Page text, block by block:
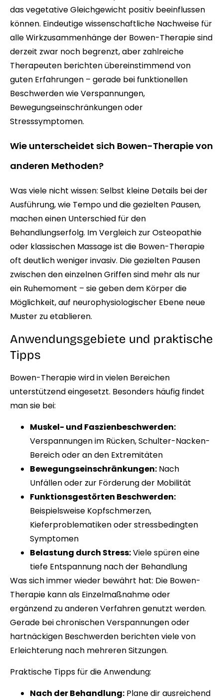
das vegetative Gleichgewicht positiv beeinflussen
können. Eindeutige wissenschaftliche Nachweise für
alle Wirkzusammenhänge der Bowen-Therapie sind
derzeit zwar noch begrenzt, aber zahlreiche
Therapeuten berichten übereinstimmend von
guten Erfahrungen – gerade bei funktionellen
Beschwerden wie Verspannungen,
Bewegungseinschränkungen oder
Stresssymptomen.
Wie unterscheidet sich Bowen-Therapie von
anderen Methoden?
Was viele nicht wissen: Selbst kleine Details bei der
Ausführung, wie Tempo und die gezielten Pausen,
machen einen Unterschied für den
Behandlungserfolg. Im Vergleich zur Osteopathie
oder klassischen Massage ist die Bowen-Therapie
oft deutlich weniger invasiv. Die gezielten Pausen
zwischen den einzelnen Griffen sind mehr als nur
ein Ruhemoment – sie geben dem Körper die
Möglichkeit, auf neurophysiologischer Ebene neue
Muster zu etablieren.
Anwendungsgebiete und praktische
Tipps
Bowen-Therapie wird in vielen Bereichen
unterstützend eingesetzt. Besonders häufig findet
man sie bei:
Muskel- und Faszienbeschwerden:
Verspannungen im Rücken, Schulter-Nacken-
Bereich oder an den Extremitäten
Bewegungseinschränkungen: Nach
Unfällen oder zur Förderung der Mobilität
Funktionsgestörten Beschwerden:
Beispielsweise Kopfschmerzen,
Kieferproblematiken oder stressbedingten
Symptomen
Belastung durch Stress:Viele spüren eine
tiefe Entspannung nach der Behandlung
Was sich immer wieder bewährt hat: Die Bowen-
Therapie kann als Einzelmaßnahme oder
ergänzend zu anderen Verfahren genutzt werden.
Gerade bei chronischen Verspannungen oder
hartnäckigen Beschwerden berichten viele von
Erleichterung nach mehreren Sitzungen.
Praktische Tipps für die Anwendung:
Nach der Behandlung: Plane dir ausreichend